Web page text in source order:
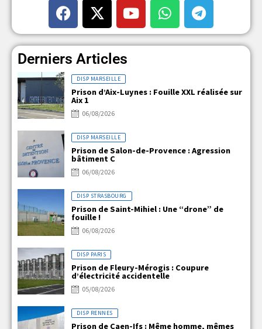
Derniers Articles
DISP MARSEILLE
Prison d’Aix-Luynes : Fouille XXL réalisée sur
Aix 1
06/08/2026
DISP MARSEILLE
Prison de Salon-de-Provence : Agression
bâtiment C
06/08/2026
DISP STRASBOURG
Prison de Saint-Mihiel : Une “drone” de
fouille !
06/08/2026
DISP PARIS
Prison de Fleury-Mérogis : Coupure
d’électricité accidentelle
05/08/2026
DISP RENNES
Prison de Caen-Ifs : Même homme, mêmes